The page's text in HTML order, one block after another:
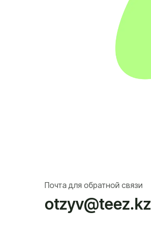
Почта для обратной связи
otzyv@teez.kz